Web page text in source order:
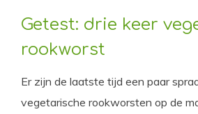
Getest: drie keer
rookworst
Er zijn de laatste tijd een paar
vegetarische rookworsten op de